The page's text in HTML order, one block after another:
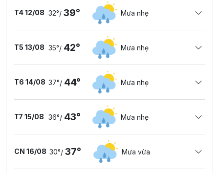
T4 12/08 32°/ 39° Mưa nhẹ
T5 13/08 35°/ 42° Mưa nhẹ
T6 14/08 37°/ 44° Mưa nhẹ
T7 15/08 36°/ 43° Mưa nhẹ
CN 16/08 30°/ 37° Mưa vừa